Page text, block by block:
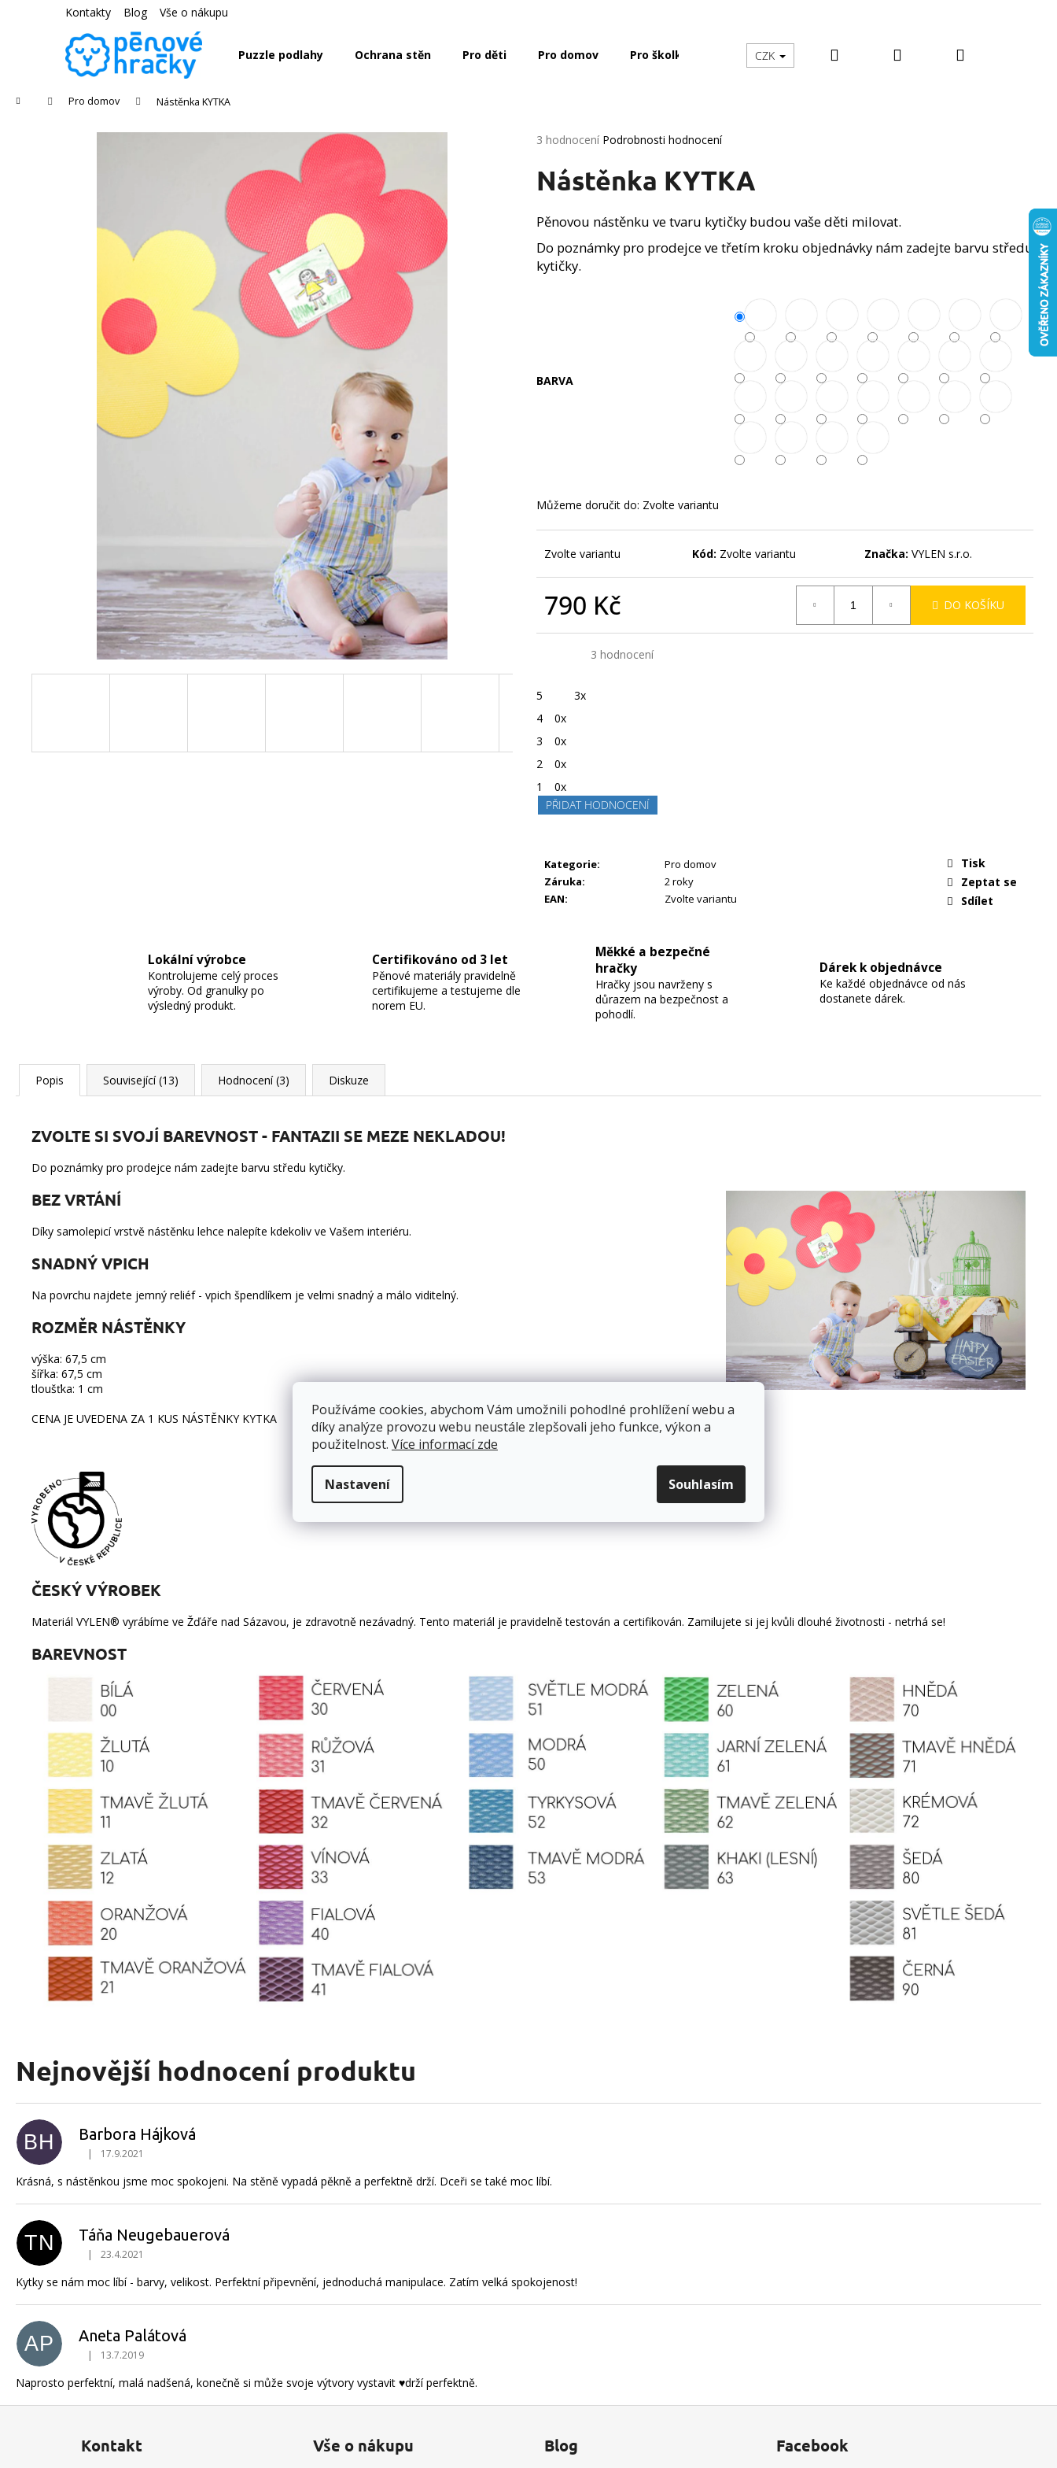
Používáme cookies, abychom Vám umožnili pohodlné prohlížení webu a
díky analýze provozu webu neustále zlepšovali jeho funkce, výkon a
použitelnost. Více informací zde
Nastavení Souhlasím
Kontakty Blog Vše o nákupu
Puzzle podlahy Ochrana stěn Pro děti Pro domov Pro školky a školy Zachraň mě Moje objednávka
CZK Hledat PřihlášeníNákupní
Domů Pro domov Nástěnka KYTKA
Průměrné
produktu
je
z
5
hvězdiček.
3 hodnocení Podrobnosti hodnocení
Nástěnka KYTKA
Pěnovou nástěnku ve tvaru kytičky budou vaše děti milovat.
Do poznámky pro prodejce ve třetím kroku objednávky nám zadejte barvu středu
kytičky.
BARVA
Můžeme doručit do: Zvolte variantu
Zvolte variantu Kód: Zvolte variantu Značka:VYLEN s.r.o.
790 Kč DO KOŠÍKU
Průměrné
3 hodnocení
5
3x
4
0x
3
0x
2
0x
1
0x
PŘIDAT HODNOCENÍ
Kategorie:
Pro domov
Záruka:
2 roky
EAN: Zvolte variantu
Tisk
Zeptat se
Sdílet
Lokální výrobce
Kontrolujeme celý proces
výroby. Od granulky po
výsledný produkt.
Certifikováno od 3 let
Pěnové materiály pravidelně
certifikujeme a testujeme dle
norem EU.
Měkké a bezpečné
hračky
Hračky jsou navrženy s
důrazem na bezpečnost a
pohodlí.
Dárek k objednávce
Ke každé objednávce od nás
dostanete dárek.
Popis Související (13) Hodnocení (3) Diskuze
ZVOLTE SI SVOJÍ BAREVNOST - FANTAZII SE MEZE NEKLADOU!
Do poznámky pro prodejce nám zadejte barvu středu kytičky.
BEZ VRTÁNÍ
Díky samolepicí vrstvě nástěnku lehce nalepíte kdekoliv ve Vašem interiéru.
SNADNÝ VPICH
Na povrchu najdete jemný reliéf - vpich špendlíkem je velmi snadný a málo viditelný.
ROZMĚR NÁSTĚNKY
výška: 67,5 cm
šířka: 67,5 cm
tloušťka: 1 cm
CENA JE UVEDENA ZA 1 KUS NÁSTĚNKY KYTKA
ČESKÝ VÝROBEK
Materiál VYLEN® vyrábíme ve Žďáře nad Sázavou, je zdravotně nezávadný. Tento materiál je pravidelně testován a certifikován. Zamilujete si jej kvůli dlouhé životnosti - netrhá se!
BAREVNOST
Nejnovější hodnocení produktu
BH Barbora Hájková
Hodnocení produktu je 5 z 5 hvězdiček.
| 17.9.2021
Krásná, s nástěnkou jsme moc spokojeni. Na stěně vypadá pěkně a perfektně drží. Dceři se také moc líbí.
TN Táňa Neugebauerová
Hodnocení produktu je 5 z 5 hvězdiček.
| 23.4.2021
Kytky se nám moc líbí - barvy, velikost. Perfektní připevnění, jednoduchá manipulace. Zatím velká spokojenost!
AP Aneta Palátová
Hodnocení produktu je 5 z 5 hvězdiček.
| 13.7.2019
Naprosto perfektní, malá nadšená, konečně si může svoje výtvory vystavit ♥️drží perfektně.
Zpět
Zpět
HLEDAT
Doporučujeme
Kontakt Vše o nákupu Blog Facebook